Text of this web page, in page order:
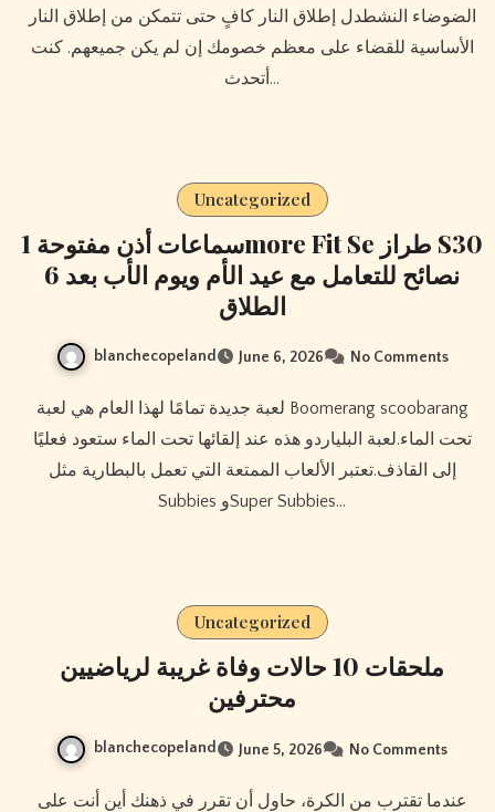
الضوضاء النشطدل إطلاق النار كافٍ حتى تتمكن من إطلاق النار
الأساسية للقضاء على معظم خصومك إن لم يكن جميعهم. كنت
أتحدث…
Uncategorized
سماعات أذن مفتوحة 1more Fit Se طراز S30
6 نصائح للتعامل مع عيد الأم ويوم الأب بعد
الطلاق
blanchecopeland June 6, 2026 No Comments
لعبة جديدة تمامًا لهذا العام هي لعبة Boomerang scoobarang
تحت الماء.لعبة البلياردو هذه عند إلقائها تحت الماء ستعود فعليًا
إلى القاذف.تعتبر الألعاب الممتعة التي تعمل بالبطارية مثل
Subbies وSuper Subbies…
Uncategorized
ملحقات 10 حالات وفاة غريبة لرياضيين
محترفين
blanchecopeland June 5, 2026 No Comments
عندما تقترب من الكرة، حاول أن تقرر في ذهنك أين أنت على